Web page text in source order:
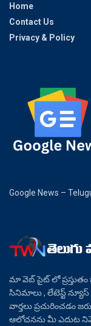
Home
Contact Us
Privacy & Policy
Google News –
మా వెబ్ సైట్ లో
సినిమాలు , లేటెస్ట్ న్యూస్
వార్తలు ప్రచురించడం
ఆలోచనను మీ ఎదుట